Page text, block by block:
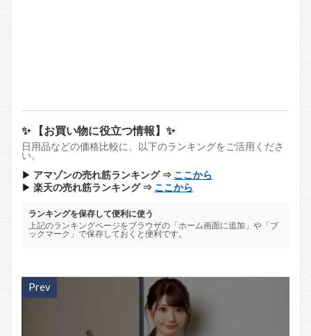
✨ 【お買い物に役立つ情報】✨
日用品などの価格比較に、以下のランキングをご活用くださ
い。
▶ アマゾンの売れ筋ランキング ⇒ ここから
▶ 楽天の売れ筋ランキング ⇒ ここから
ランキングを保存して便利に使う
上記のランキングページをブラウザの「ホーム画面に追加」や「ブ
ックマーク」で保存しておくと便利です。
Prev